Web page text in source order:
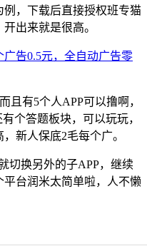
，下载后直接授权班专猫
出来就是很高。
且有5个人APP可以撸啊，
个答题板块，可以玩玩，
新人保底2毛每个广。
切换另外的子APP，继续
台润米太简单啦，人不懒